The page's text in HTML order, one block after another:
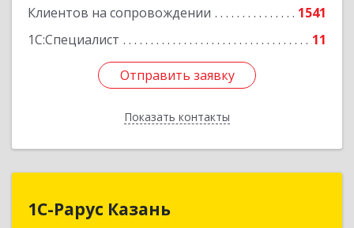
Клиентов на сопровождении
1541
1С:Специалист
11
Отправить заявку
Показать контакты
Подробнее
Отправить заявку
Назад
1С-Рарус Казань